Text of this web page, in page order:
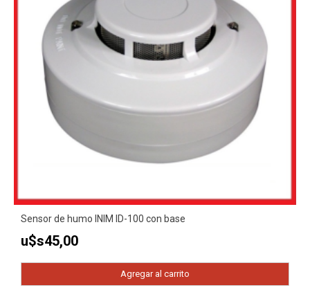
Sensor de humo INIM ID-100 con base
u$s45,00
Agregar al carrito